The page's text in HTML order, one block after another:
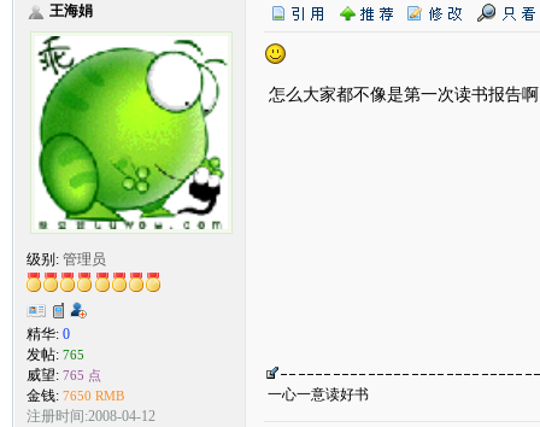
王海娟
级别: 管理员
精华: 0
发帖: 765
威望: 765 点
金钱: 7650 RMB
注册时间:2008-04-12
怎么大家都不像是第一次读书报告
一心一意读好书